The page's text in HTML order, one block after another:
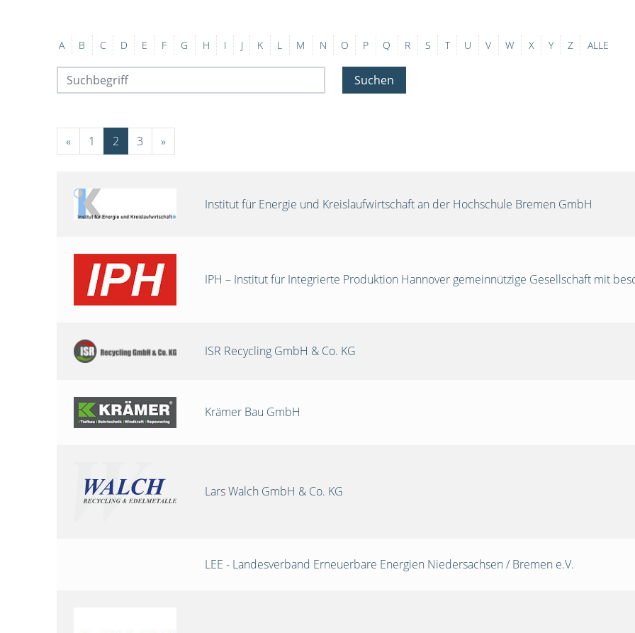
A B C D E F G H I J K L M N O P Q R S T U V W X Y Z ALLE
Suchen
« 1 2 3 »
Institut für Energie und Kreislaufwirtschaft an der Hochschule Bremen GmbH
IPH – Institut für Integrierte Produktion Hannover gemeinnützige Gesellschaft mit
ISR Recycling GmbH & Co. KG
Krämer Bau GmbH
Lars Walch GmbH & Co. KG
LEE - Landesverband Erneuerbare Energien Niedersachsen / Bremen e.V.